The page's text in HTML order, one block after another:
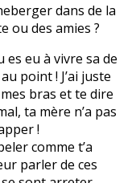
dans de la
ou des amies ?
es eu à vivre sa de
point ! J’ai juste
bras et te dire
ta mère n’a pas
!
comme t’a
parler de ces